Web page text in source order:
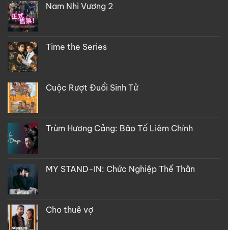
Nam Nhi Vương 2
Time the Series
Cuộc Rượt Đuổi Sinh Tử
Trùm Hương Cảng: Bão Tố Liêm Chính
MY STAND-IN: Chức Nghiệp Thế Thân
Cho thuê vợ